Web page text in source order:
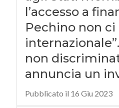
l’accesso a
Pechino non
non
annuncia un
Pubblicato il 16 Giu 2023